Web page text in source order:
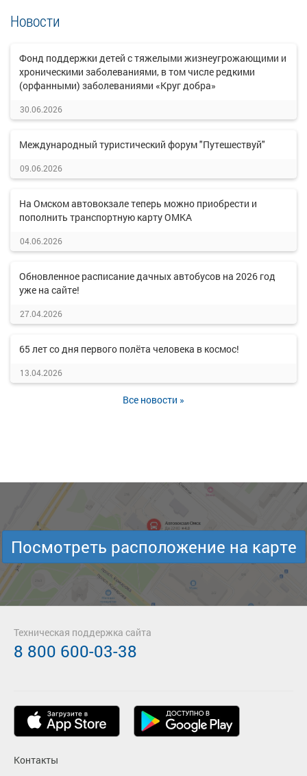
Новости
Фонд поддержки детей с тяжелыми жизнеугрожающими и
хроническими заболеваниями, в том числе редкими
(орфанными) заболеваниями «Круг добра»
30.06.2026
Международный туристический форум "Путешествуй"
09.06.2026
На Омском автовокзале теперь можно приобрести и
пополнить транспортную карту ОМКА
04.06.2026
Обновленное расписание дачных автобусов на 2026 год
уже на сайте!
27.04.2026
65 лет со дня первого полёта человека в космос!
13.04.2026
Все новости »
Посмотреть расположение на карте
Контакты
Техническая поддержка сайта
8 800 600-03-38